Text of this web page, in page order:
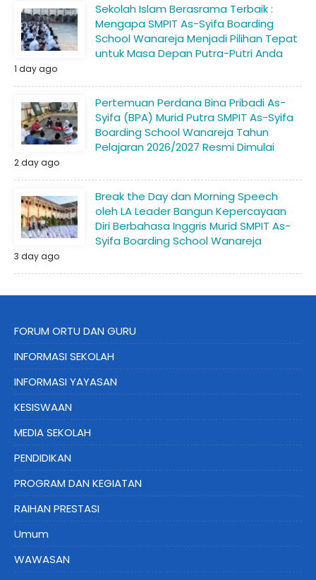
Sekolah Islam Berasrama Terbaik :
Mengapa SMPIT As-Syifa Boarding
School Wanareja Menjadi Pilihan Tepat
untuk Masa Depan Putra-Putri Anda
1 day ago
Pertemuan Perdana Bina Pribadi As-
Syifa (BPA) Murid Putra SMPIT As-Syifa
Boarding School Wanareja Tahun
Pelajaran 2026/2027 Resmi Dimulai
2 day ago
Break the Day dan Morning Speech
oleh LA Leader Bangun Kepercayaan
Diri Berbahasa Inggris Murid SMPIT As-
Syifa Boarding School Wanareja
3 day ago
FORUM ORTU DAN GURU
INFORMASI SEKOLAH
INFORMASI YAYASAN
KESISWAAN
MEDIA SEKOLAH
PENDIDIKAN
PROGRAM DAN KEGIATAN
RAIHAN PRESTASI
Umum
WAWASAN